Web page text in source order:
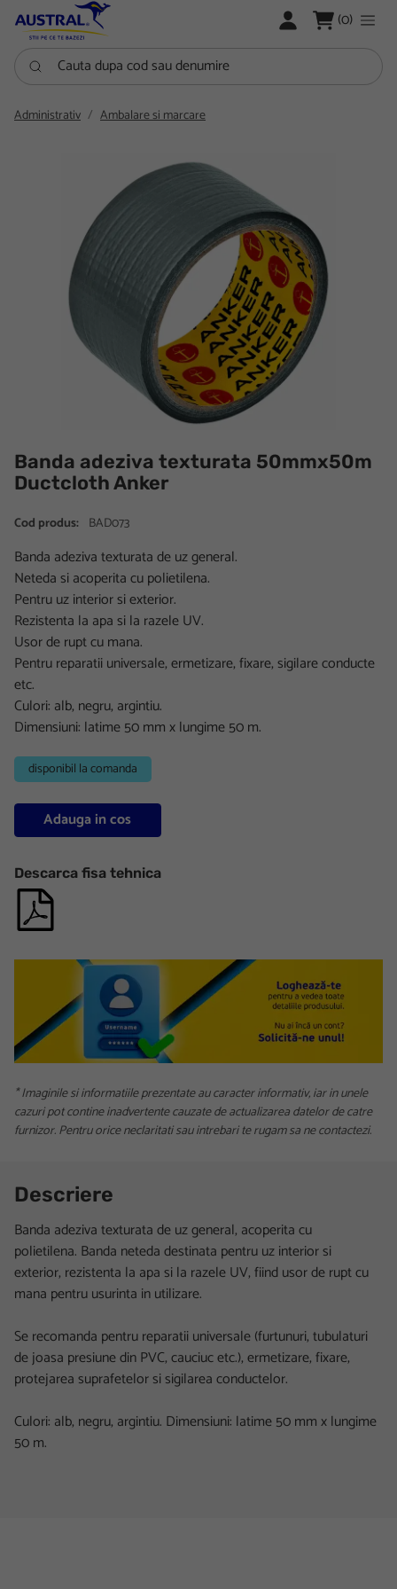
LOGARE (0)
Cauta dupa cod sau denumire
Administrativ Ambalare si marcare
Banda adeziva texturata 50mmx50m
Ductcloth Anker
Cod produs: BAD073
Banda adeziva texturata de uz general.
Neteda si acoperita cu polietilena.
Pentru uz interior si exterior.
Rezistenta la apa si la razele UV.
Usor de rupt cu mana.
Pentru reparatii universale, ermetizare, fixare, sigilare conducte
etc.
Culori: alb, negru, argintiu.
Dimensiuni: latime 50 mm x lungime 50 m.
disponibil la comanda
Adauga in cos
Descarca fisa tehnica
* Imaginile si informatiile prezentate au caracter informativ, iar in unele
cazuri pot contine inadvertente cauzate de actualizarea datelor de catre
furnizor. Pentru orice neclaritati sau intrebari te rugam sa ne contactezi.
Descriere
Banda adeziva texturata de uz general, acoperita cu
polietilena. Banda neteda destinata pentru uz interior si
exterior, rezistenta la apa si la razele UV, fiind usor de rupt cu
mana pentru usurinta in utilizare.
Se recomanda pentru reparatii universale (furtunuri, tubulaturi
de joasa presiune din PVC, cauciuc etc.), ermetizare, fixare,
protejarea suprafetelor si sigilarea conductelor.
Culori: alb, negru, argintiu. Dimensiuni: latime 50 mm x lungime
50 m.